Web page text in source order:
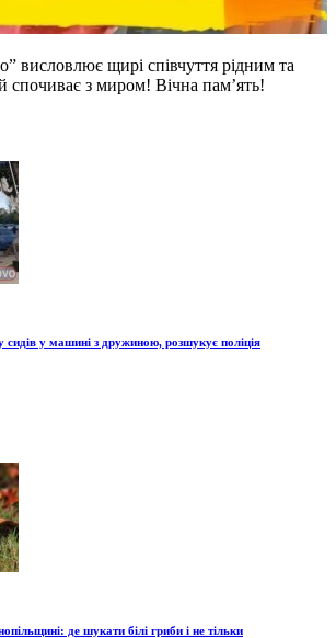
висловлює щирі співчуття рідним та
спочиває з миром! Вічна пам’ять!
сидів у машині з дружиною, розшукує поліція
де шукати білі гриби і не тільки